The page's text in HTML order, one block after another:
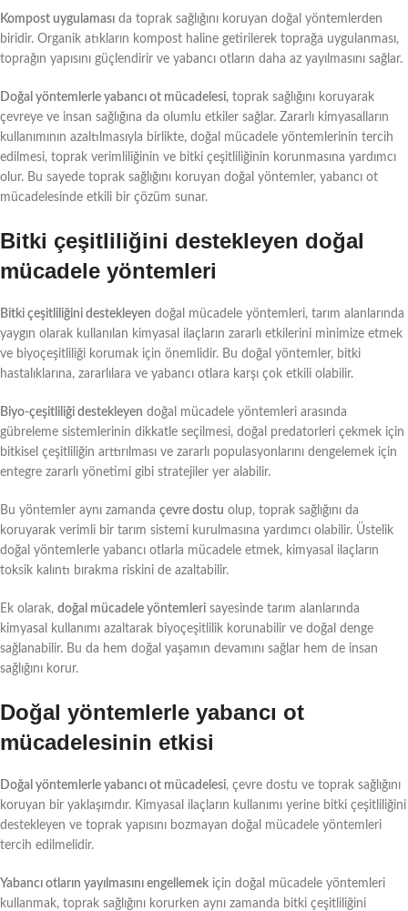
Kompost uygulaması da toprak sağlığını koruyan doğal yöntemlerden
biridir. Organik atıkların kompost haline getirilerek toprağa uygulanması,
toprağın yapısını güçlendirir ve yabancı otların daha az yayılmasını sağlar.
Doğal yöntemlerle yabancı ot mücadelesi, toprak sağlığını koruyarak
çevreye ve insan sağlığına da olumlu etkiler sağlar. Zararlı kimyasalların
kullanımının azaltılmasıyla birlikte, doğal mücadele yöntemlerinin tercih
edilmesi, toprak verimliliğinin ve bitki çeşitliliğinin korunmasına yardımcı
olur. Bu sayede toprak sağlığını koruyan doğal yöntemler, yabancı ot
mücadelesinde etkili bir çözüm sunar.
Bitki çeşitliliğini destekleyen doğal
mücadele yöntemleri
Bitki çeşitliliğini destekleyen doğal mücadele yöntemleri, tarım alanlarında
yaygın olarak kullanılan kimyasal ilaçların zararlı etkilerini minimize etmek
ve biyoçeşitliliği korumak için önemlidir. Bu doğal yöntemler, bitki
hastalıklarına, zararlılara ve yabancı otlara karşı çok etkili olabilir.
Biyo-çeşitliliği destekleyen doğal mücadele yöntemleri arasında
gübreleme sistemlerinin dikkatle seçilmesi, doğal predatorleri çekmek için
bitkisel çeşitliliğin arttırılması ve zararlı populasyonlarını dengelemek için
entegre zararlı yönetimi gibi stratejiler yer alabilir.
Bu yöntemler aynı zamanda çevre dostu olup, toprak sağlığını da
koruyarak verimli bir tarım sistemi kurulmasına yardımcı olabilir. Üstelik
doğal yöntemlerle yabancı otlarla mücadele etmek, kimyasal ilaçların
toksik kalıntı bırakma riskini de azaltabilir.
Ek olarak, doğal mücadele yöntemleri sayesinde tarım alanlarında
kimyasal kullanımı azaltarak biyoçeşitlilik korunabilir ve doğal denge
sağlanabilir. Bu da hem doğal yaşamın devamını sağlar hem de insan
sağlığını korur.
Doğal yöntemlerle yabancı ot
mücadelesinin etkisi
Doğal yöntemlerle yabancı ot mücadelesi, çevre dostu ve toprak sağlığını
koruyan bir yaklaşımdır. Kimyasal ilaçların kullanımı yerine bitki çeşitliliğini
destekleyen ve toprak yapısını bozmayan doğal mücadele yöntemleri
tercih edilmelidir.
Yabancı otların yayılmasını engellemek için doğal mücadele yöntemleri
kullanmak, toprak sağlığını korurken aynı zamanda bitki çeşitliliğini